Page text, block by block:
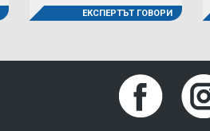
ЕКСПЕРТЪТ ГОВОРИ